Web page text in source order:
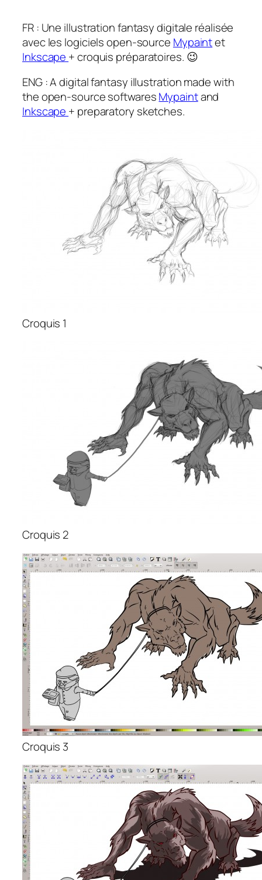
FR : Une illustrationfantasydigitale réalisée
avec les logiciels open-source Mypaintet
Inkscape + croquis préparatoires. 😉
ENG : A digitalfantasy illustration made with
the open-source softwaresMypaintand
Inkscape + preparatory sketches.
Croquis 1
Croquis 2
Croquis 3